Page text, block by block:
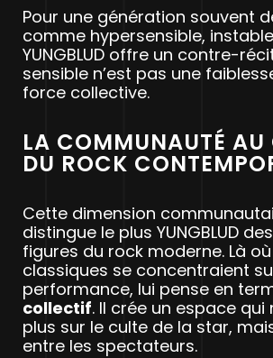
Pour une génération souvent
comme hypersensible,
YUNGBLUD offre un contre-
sensible n’est pas une
force collective.
LA COMMUNAUTÉ
DU ROCK
Cette dimension
distingue le plus YUNGBLUD
figures du rock moderne. Là
classiques se concentraient
performance, lui pense en
collectif. Il crée un espace qui
plus sur le culte de la star,
entre les spectateurs.